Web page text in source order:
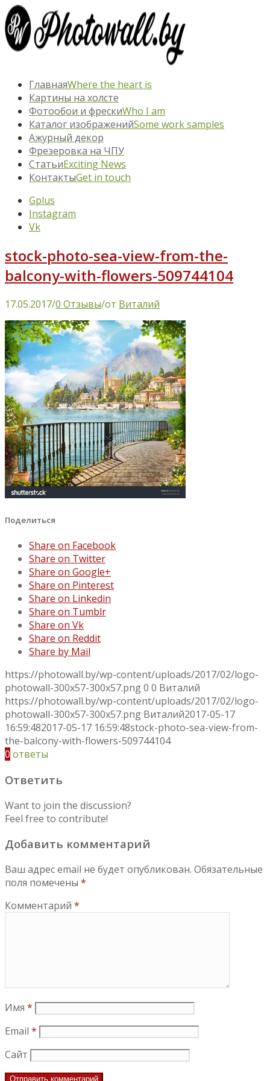
ГлавнаяWhere the heart is
Картины на холсте
Фотообои и фрескиWho I am
Каталог изображенийSome work samples
Ажурный декор
Фрезеровка на ЧПУ
СтатьиExciting News
КонтактыGet in touch
Gplus
Instagram
Vk
stock-photo-sea-view-from-the-
balcony-with-flowers-509744104
17.05.2017/0 Отзывы/от Виталий
Поделиться
Share on Facebook
Share on Twitter
Share on Google+
Share on Pinterest
Share on Linkedin
Share on Tumblr
Share on Vk
Share on Reddit
Share by Mail
https://photowall.by/wp-content/uploads/2017/02/logo-
photowall-300x57-300x57.png0 0 Виталий
https://photowall.by/wp-content/uploads/2017/02/logo-
photowall-300x57-300x57.png Виталий2017-05-17
16:59:482017-05-17 16:59:48stock-photo-sea-view-from-
the-balcony-with-flowers-509744104
0 ответы
Ответить
Want to join the discussion?
Feel free to contribute!
Добавить комментарий
Ваш адрес email не будет опубликован. Обязательные
поля помечены *
Комментарий *
Имя *
Email *
Сайт